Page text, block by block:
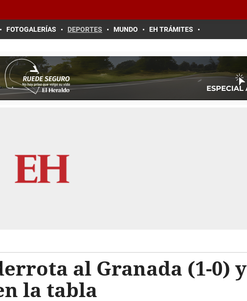
FOTOGALERÍAS DEPORTES MUNDO EH TRÁMITES
al Granada (1-0) y
la tabla